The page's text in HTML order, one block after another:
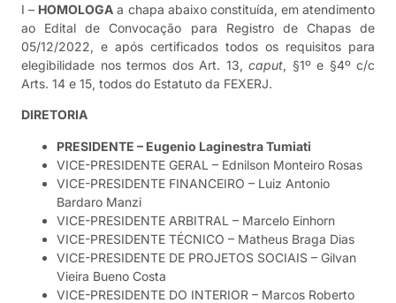
I – HOMOLOGA a chapa abaixo constituída, em atendimento
ao Edital de Convocação para Registro de Chapas de
05/12/2022, e após certificados todos os requisitos para
elegibilidade nos termos dos Art. 13, caput, §1º e §4º c/c
Arts. 14 e 15, todos do Estatuto da FEXERJ.
DIRETORIA
PRESIDENTE – Eugenio Laginestra Tumiati
VICE-PRESIDENTE GERAL – Ednilson Monteiro Rosas
VICE-PRESIDENTE FINANCEIRO – Luiz Antonio
Bardaro Manzi
VICE-PRESIDENTE ARBITRAL – Marcelo Einhorn
VICE-PRESIDENTE TÉCNICO – Matheus Braga Dias
VICE-PRESIDENTE DE PROJETOS SOCIAIS – Gilvan
Vieira Bueno Costa
VICE-PRESIDENTE DO INTERIOR – Marcos Roberto